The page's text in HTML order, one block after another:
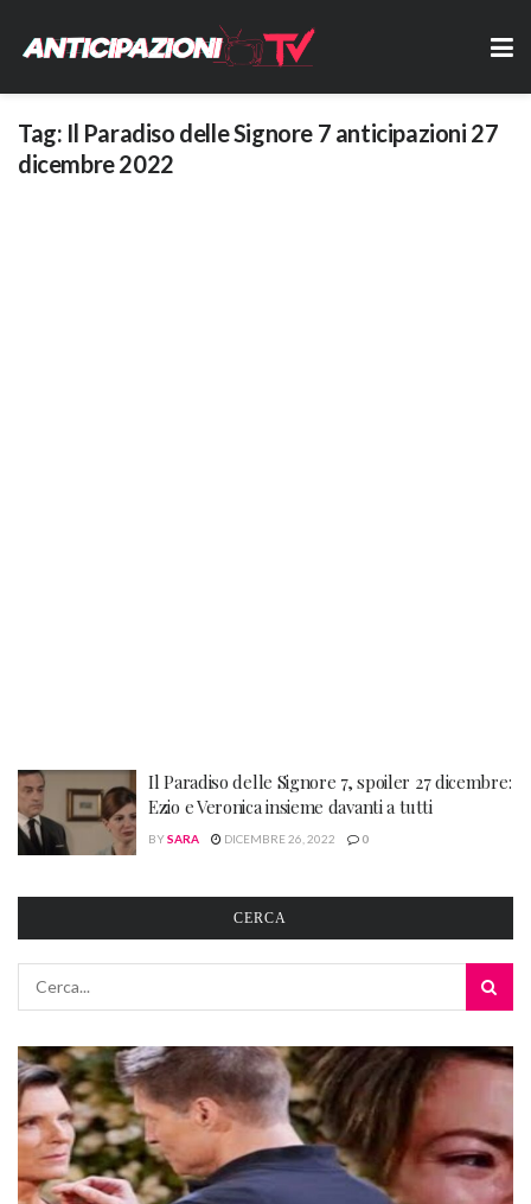
Tag: Il Paradiso delle Signore 7 anticipazioni 27
dicembre 2022
Il Paradiso delle Signore 7, spoiler 27 dicembre:
Ezio e Veronica insieme davanti a tutti
BYSARA DICEMBRE 26, 2022 0
CERCA